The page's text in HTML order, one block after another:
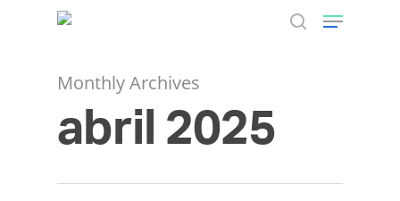
Hit enter to search or ESC to close
Monthly Archives
abril 2025